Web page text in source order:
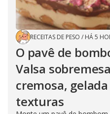
RECEITAS DE PESO / HÁ 5
O pavê de
Valsa
cremosa,
texturas